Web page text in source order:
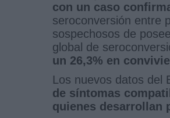
con un caso
seroconversión entre
sospechosos de
global de
un 26,3% en
Los nuevos datos del
de síntomas
quienes desarrollan